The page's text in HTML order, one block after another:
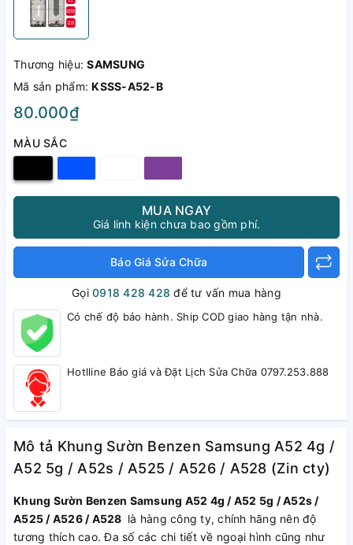
Thương hiệu:SAMSUNG
Mã sản phẩm:KSSS-A52-B
80.000₫
MÀU SẮC
MUA NGAY
Giá linh kiện chưa bao gồm phí.
Báo Giá Sửa Chữa
Gọi0918 428 428 để tư vấn mua hàng
Có chế độ bảo hành. Ship COD giao hàng tận nhà.
Hotlline Báo giá và Đặt Lịch Sửa Chữa 0797.253.888
Mô tả Khung Sườn Benzen Samsung A52 4g /
A52 5g / A52s / A525 / A526 / A528 (Zin cty)
Khung Sườn Benzen Samsung A52 4g / A52 5g / A52s /
A525 / A526 / A528 là hàng công ty, chính hãng nên độ
tương thích cao. Đa số các chi tiết về ngoại hình cũng như